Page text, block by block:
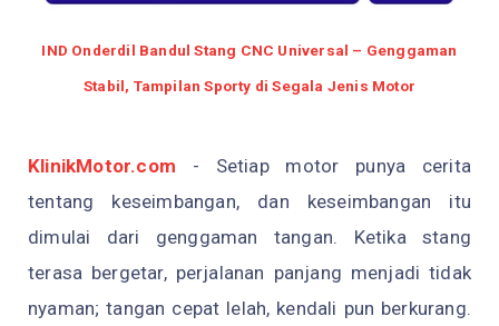
IND Onderdil Bandul Stang CNC Universal – Genggaman
Stabil, Tampilan Sporty di Segala Jenis Motor
KlinikMotor.com - Setiap motor punya cerita
tentang keseimbangan, dan keseimbangan itu
dimulai dari genggaman tangan. Ketika stang
terasa bergetar, perjalanan panjang menjadi tidak
nyaman; tangan cepat lelah, kendali pun berkurang.